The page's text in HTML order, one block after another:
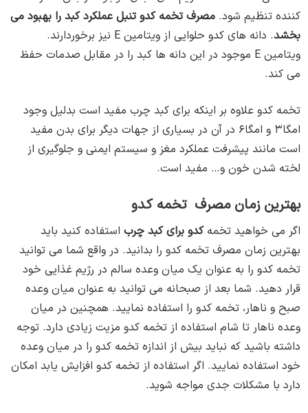
کننده تنظیم شود. مصرف تخمه کدو تنبل عملکرد کبد را بهبود می
بخشد
. دانه های کدو حلوایی از ویتامین E نیز برخوردارند.
ویتامین E موجود در این دانه ها کبد را در مقابل صدمات حفظ
می ‌کند.
تخمه کدو علاوه بر اینکه برای کبد چرب مفید است بدلیل وجود
امگا۳ و امگا۶ در آن در بسیاری از جهات دیگر برای بدن مفید
است مانند پیشرفت عملکرد مغز و سیستم ایمنی و جلوگیری از
لخته شدن خون و… مفید است.
بهترین زمان مصرف تخمه کدو
اگر می‌ خواهید تخمهکدو برای کبد چرب استفاده کنید باید
بهترین زمان مصرف تخمه کدو را بدانید. در واقع شما می ‌توانید
تخمه کدو را به عنوان یک میان وعده سالم در رژیم غذایی خود
قرار دهید. شما بعد از صبحانه می‌ توانید به عنوان میان وعده
صبح و ناهار، تخمه کدو را استفاده نمایید. همچنین در میان
وعده ناهار تا شام استفاده از تخمه کدو مزیت زیادی دارد. توجه
داشته باشید که نباید بیش از اندازه تخمه کدو را در میان وعده
خود استفاده نمایید. اگر استفاده از تخمه کدو افزایش یابد امکان
دارد با مشکلات جدی مواجه شوید.